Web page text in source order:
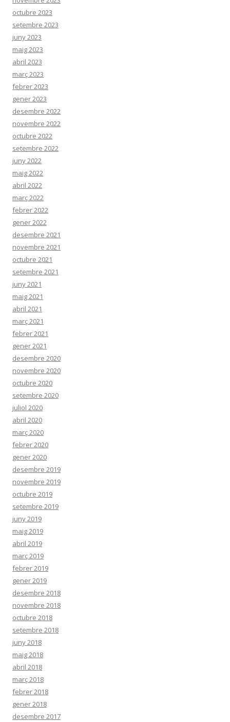
octubre 2023
setembre 2023
juny 2023
maig 2023
abril 2023
març 2023
febrer 2023
gener 2023
desembre 2022
novembre 2022
octubre 2022
setembre 2022
juny 2022
maig 2022
abril 2022
març 2022
febrer 2022
gener 2022
desembre 2021
novembre 2021
octubre 2021
setembre 2021
juny 2021
maig 2021
abril 2021
març 2021
febrer 2021
gener 2021
desembre 2020
novembre 2020
octubre 2020
setembre 2020
juliol 2020
abril 2020
març 2020
febrer 2020
gener 2020
desembre 2019
novembre 2019
octubre 2019
setembre 2019
juny 2019
maig 2019
abril 2019
març 2019
febrer 2019
gener 2019
desembre 2018
novembre 2018
octubre 2018
setembre 2018
juny 2018
maig 2018
abril 2018
març 2018
febrer 2018
gener 2018
desembre 2017